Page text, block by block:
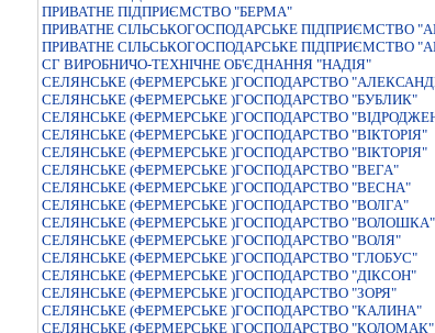
ПРИВАТНЕ ПІДПРИЄМСТВО "БЕРМА"
ПРИВАТНЕ СIЛЬСЬКОГОСПОДАРСЬКЕ ПIДПРИЄМСТВО
ПРИВАТНЕ СІЛЬСЬКОГОСПОДАРСЬКЕ ПІДПРИЄМСТВО
СГ ВИРОБНИЧО-ТЕХНІЧНЕ ОБ'ЄДНАННЯ "НАДІЯ"
СЕЛЯНСЬКЕ (ФЕРМЕРСЬКЕ )ГОСПОДАРСТВО
СЕЛЯНСЬКЕ (ФЕРМЕРСЬКЕ )ГОСПОДАРСТВО "БУБЛИК"
СЕЛЯНСЬКЕ (ФЕРМЕРСЬКЕ )ГОСПОДАРСТВО
СЕЛЯНСЬКЕ (ФЕРМЕРСЬКЕ )ГОСПОДАРСТВО "ВIКТОРIЯ"
СЕЛЯНСЬКЕ (ФЕРМЕРСЬКЕ )ГОСПОДАРСТВО "ВIКТОРIЯ"
СЕЛЯНСЬКЕ (ФЕРМЕРСЬКЕ )ГОСПОДАРСТВО "ВЕГА"
СЕЛЯНСЬКЕ (ФЕРМЕРСЬКЕ )ГОСПОДАРСТВО "ВЕСНА"
СЕЛЯНСЬКЕ (ФЕРМЕРСЬКЕ )ГОСПОДАРСТВО "ВОЛГА"
СЕЛЯНСЬКЕ (ФЕРМЕРСЬКЕ )ГОСПОДАРСТВО "ВОЛОШКА"
СЕЛЯНСЬКЕ (ФЕРМЕРСЬКЕ )ГОСПОДАРСТВО "ВОЛЯ"
СЕЛЯНСЬКЕ (ФЕРМЕРСЬКЕ )ГОСПОДАРСТВО "ГЛОБУС"
СЕЛЯНСЬКЕ (ФЕРМЕРСЬКЕ )ГОСПОДАРСТВО "ДІКСОН"
СЕЛЯНСЬКЕ (ФЕРМЕРСЬКЕ )ГОСПОДАРСТВО "ЗОРЯ"
СЕЛЯНСЬКЕ (ФЕРМЕРСЬКЕ )ГОСПОДАРСТВО "КАЛИНА"
СЕЛЯНСЬКЕ (ФЕРМЕРСЬКЕ )ГОСПОДАРСТВО "КОЛОМАК"